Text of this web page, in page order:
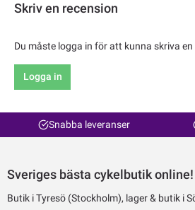
Skriv en recension
Du måste logga in för att kunna skriva en
Logga in
Snabba leveranser
Sveriges bästa cykelbutik online!
Butik i Tyresö (Stockholm), lager & butik i